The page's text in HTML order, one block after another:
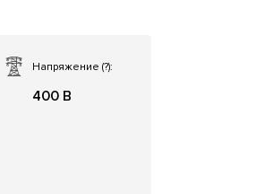
Напряжение(?):
400 В